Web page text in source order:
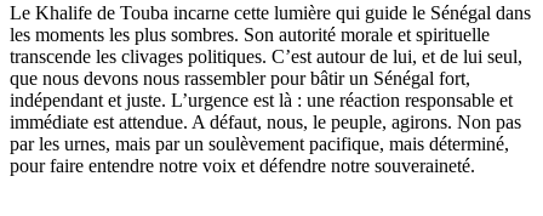
Le Khalife de Touba incarne cette lumière qui guide le Sénégal dans
les moments les plus sombres. Son autorité morale et spirituelle
transcende les clivages politiques. C’est autour de lui, et de lui seul,
que nous devons nous rassembler pour bâtir un Sénégal fort,
indépendant et juste. L’urgence est là : une réaction responsable et
immédiate est attendue. A défaut, nous, le peuple, agirons. Non pas
par les urnes, mais par un soulèvement pacifique, mais déterminé,
pour faire entendre notre voix et défendre notre souveraineté.